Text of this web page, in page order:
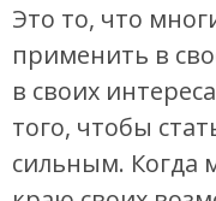
Это то, что
применить в
в своих
того, чтобы
сильным. Когда